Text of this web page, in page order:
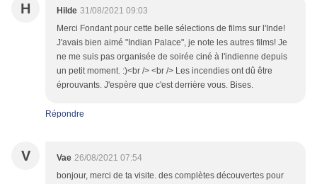
H Hilde 31/08/2021 09:03
Merci Fondant pour cette belle sélections de films sur l'Inde!
J'avais bien aimé "Indian Palace", je note les autres films! Je
ne me suis pas organisée de soirée ciné à l'indienne depuis
un petit moment. :)<br /> <br /> Les incendies ont dû être
éprouvants. J'espère que c'est derrière vous. Bises.
Répondre
V Vae 26/08/2021 07:54
bonjour, merci de ta visite. des complètes découvertes pour